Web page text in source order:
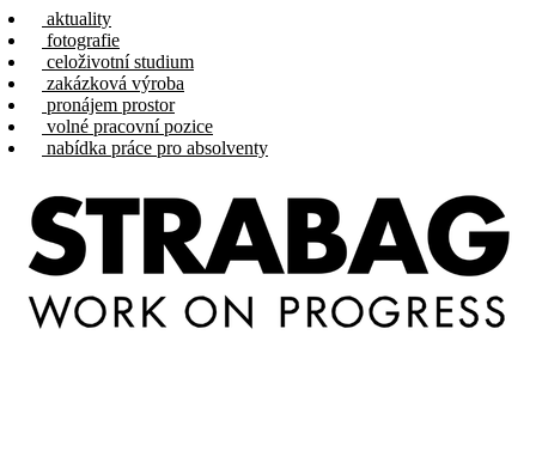
aktuality
fotografie
celoživotní studium
zakázková výroba
pronájem prostor
volné pracovní pozice
nabídka práce pro absolventy